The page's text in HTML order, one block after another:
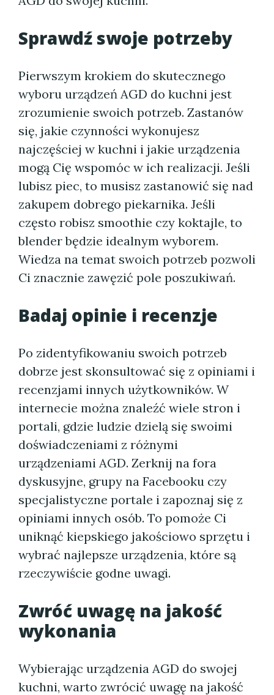
Sprawdź swoje potrzeby
Pierwszym krokiem do skutecznego
wyboru urządzeń AGD do kuchni jest
zrozumienie swoich potrzeb. Zastanów
się, jakie czynności wykonujesz
najczęściej w kuchni i jakie urządzenia
mogą Cię wspomóc w ich realizacji. Jeśli
lubisz piec, to musisz zastanowić się nad
zakupem dobrego piekarnika. Jeśli
często robisz smoothie czy koktajle, to
blender będzie idealnym wyborem.
Wiedza na temat swoich potrzeb pozwoli
Ci znacznie zawęzić pole poszukiwań.
Badaj opinie i recenzje
Po zidentyfikowaniu swoich potrzeb
dobrze jest skonsultować się z opiniami i
recenzjami innych użytkowników. W
internecie można znaleźć wiele stron i
portali, gdzie ludzie dzielą się swoimi
doświadczeniami z różnymi
urządzeniami AGD. Zerknij na fora
dyskusyjne, grupy na Facebooku czy
specjalistyczne portale i zapoznaj się z
opiniami innych osób. To pomoże Ci
uniknąć kiepskiego jakościowo sprzętu i
wybrać najlepsze urządzenia, które są
rzeczywiście godne uwagi.
Zwróć uwagę na jakość
wykonania
Wybierając urządzenia AGD do swojej
kuchni, warto zwrócić uwagę na jakość